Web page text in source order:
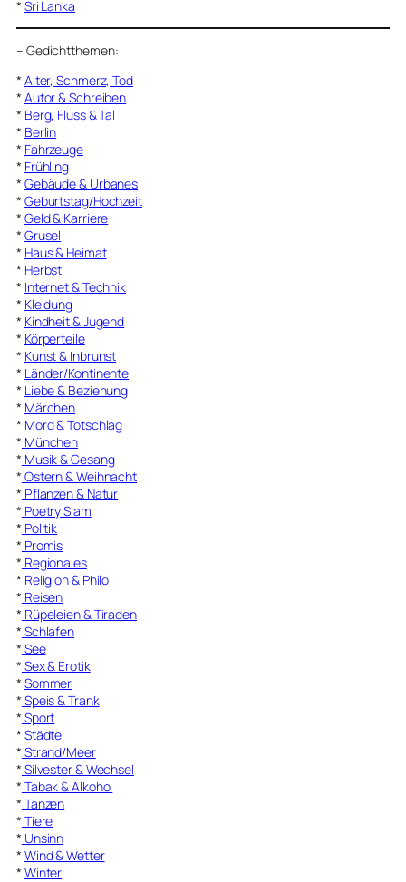
* Sri Lanka
– Gedichtthemen:
* Alter, Schmerz, Tod
* Autor & Schreiben
* Berg, Fluss & Tal
* Berlin
* Fahrzeuge
* Frühling
* Gebäude & Urbanes
* Geburtstag/Hochzeit
* Geld & Karriere
* Grusel
* Haus & Heimat
* Herbst
* Internet & Technik
* Kleidung
* Kindheit & Jugend
* Körperteile
* Kunst & Inbrunst
* Länder/Kontinente
* Liebe & Beziehung
* Märchen
* Mord & Totschlag
* München
* Musik & Gesang
* Ostern & Weihnacht
* Pflanzen & Natur
* Poetry Slam
* Politik
* Promis
* Regionales
* Religion & Philo
* Reisen
* Rüpeleien & Tiraden
* Schlafen
* See
* Sex & Erotik
* Sommer
* Speis & Trank
* Sport
* Städte
* Strand/Meer
* Silvester & Wechsel
* Tabak & Alkohol
* Tanzen
* Tiere
* Unsinn
* Wind & Wetter
* Winter